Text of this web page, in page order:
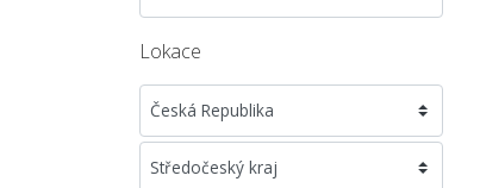
Lokace